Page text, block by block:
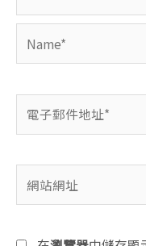
件
地
址
站